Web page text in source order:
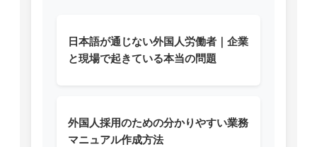
日本語が通じない外国人労働者｜企業
と現場で起きている本当の問題
外国人採用のための分かりやすい業務
マニュアル作成方法